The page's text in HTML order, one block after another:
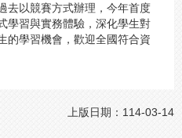
去以競賽方式辦理，今年首度
學習與實務體驗，深化學生對
的學習機會，歡迎全國符合資
上版日期：114-03-14